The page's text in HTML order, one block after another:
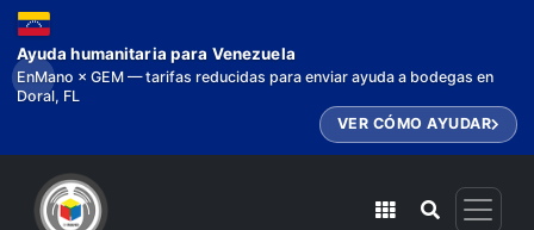
Ayuda humanitaria para Venezuela
EnMano × GEM — tarifas reducidas para enviar ayuda a bodegas en
Doral, FL
VER CÓMO AYUDAR